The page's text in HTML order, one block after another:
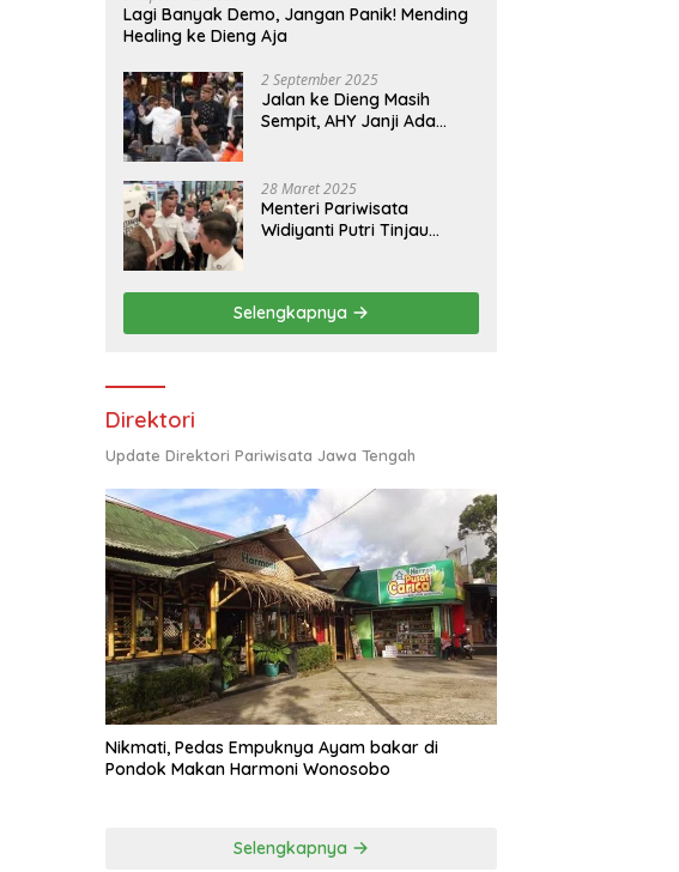
Lagi Banyak Demo, Jangan Panik! Mending
Healing ke Dieng Aja
2 September 2025
Jalan ke Dieng Masih
Sempit, AHY Janji Ada
28 Maret 2025
Menteri Pariwisata
Widiyanti Putri Tinjau
Selengkapnya
Direktori
Update Direktori Pariwisata Jawa Tengah
Nikmati, Pedas Empuknya Ayam bakar di
Pondok Makan Harmoni Wonosobo
Selengkapnya